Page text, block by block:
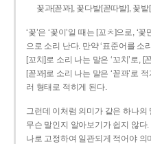
꽃과[꼳꽈], 꽃다발[꼳따발], 꽃밭
‘꽃’은 ‘꽃이’일 때는 [꼬ㅊ]으로, ‘
으로 소리 난다. 만약 ‘표준어를 소
[꼬치]로 소리 나는 말은 ‘꼬치’로, [
[꼳꽈]로 소리 나는 말은 ‘꼳꽈’로
러 형태로 적히게 된다.
그런데 이처럼 의미가 같은 하나의
무슨 말인지 알아보기가 쉽지 않
나로 고정하여 일관되게 적어야 의